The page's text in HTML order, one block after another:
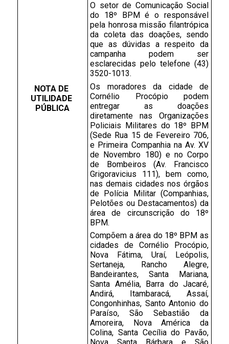
NOTA DE
UTILIDADE
PÚBLICA
O setor de Comunicação Social
do 18º BPM é o responsável
pela honrosa missão filantrópica
da coleta das doações, sendo
que as dúvidas a respeito da
campanha podem ser
esclarecidas pelo telefone (43)
3520-1013.
Os moradores da cidade de
Cornélio Procópio podem
entregar as doações
diretamente nas Organizações
Policiais Militares do 18º BPM
(Sede Rua 15 de Fevereiro 706,
e Primeira Companhia na Av. XV
de Novembro 180) e no Corpo
de Bombeiros (Av. Francisco
Grigoravicius 111), bem como,
nas demais cidades nos órgãos
de Polícia Militar (Companhias,
Pelotões ou Destacamentos) da
área de circunscrição do 18º
BPM.
Compõem a área do 18º BPM as
cidades de Cornélio Procópio,
Nova Fátima, Uraí, Leópolis,
Sertaneja, Rancho Alegre,
Bandeirantes, Santa Mariana,
Santa Amélia, Barra do Jacaré,
Andirá, Itambaracá, Assaí,
Congonhinhas, Santo Antonio do
Paraíso, São Sebastião da
Amoreira, Nova América da
Colina, Santa Cecília do Pavão,